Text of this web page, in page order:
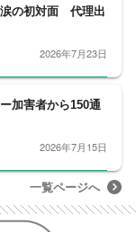
涙の初対面 代理出
2026年7月23日
加害者から150通
2026年7月15日
一覧ページへ